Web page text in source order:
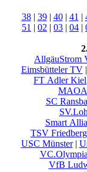
38| 39| 40| 41 |
51 | 02 | 03 | 04 |
AllgäuStrom
Eimsbütteler TV|
FT Adler Kiel
SC
Smart
TSV Friedberg
USC Münster|
VfB